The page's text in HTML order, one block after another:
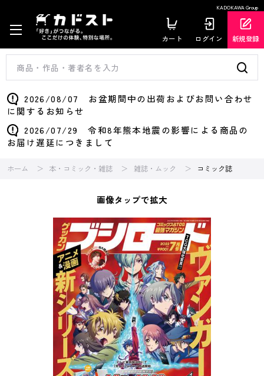
KADOKAWA Group
カート ログイン 新規登録
2026/08/07 お盆期間中の出荷およびお問い合わせ
に関するお知らせ
2026/07/29 令和8年熊本地震の影響による商品の
お届け遅延につきまして
ホーム 本・コミック・雑誌 雑誌・ムック コミック誌
画像タップで拡大